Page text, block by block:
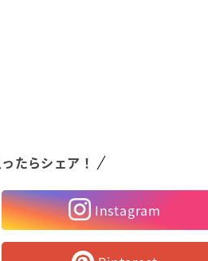
たらシェア！
Instagram